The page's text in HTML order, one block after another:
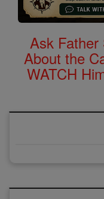
Ask Father
About the
WATCH